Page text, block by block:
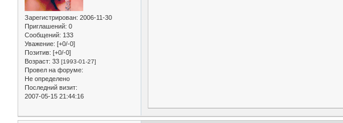
Зарегистрирован: 2006-11-30
Приглашений: 0
Сообщений: 133
Уважение: [+0/-0]
Позитив: [+0/-0]
Возраст: 33 [1993-01-27]
Провел на форуме:
Не определено
Последний визит:
2007-05-15 21:44:16